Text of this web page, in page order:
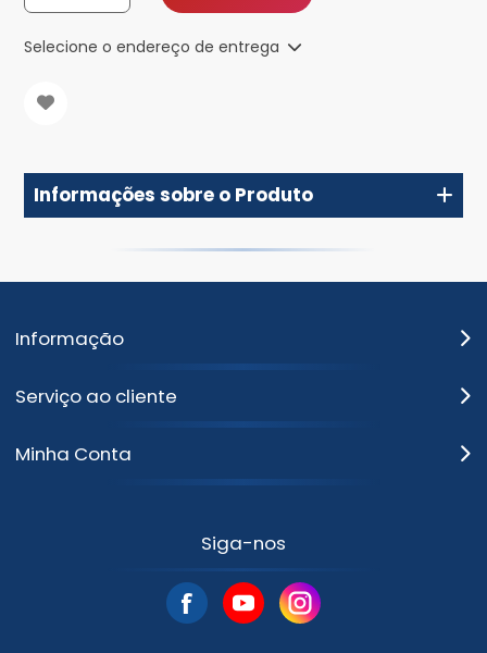
Selecione o endereço de entrega
Informações sobre o Produto
Informação
Serviço ao cliente
Minha Conta
Siga-nos